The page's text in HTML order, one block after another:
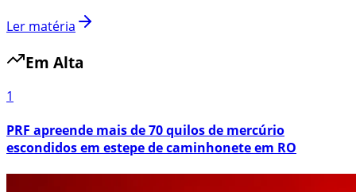
Ler matéria
Em Alta
1
PRF apreende mais de 70 quilos de mercúrio
escondidos em estepe de caminhonete em RO